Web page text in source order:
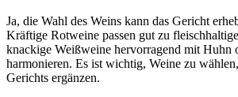
Ja, die Wahl des Weins kann das Gericht
Kräftige Rotweine passen gut zu
knackige Weißweine hervorragend mit Huhn
harmonieren. Es ist wichtig, Weine zu
Gerichts ergänzen.